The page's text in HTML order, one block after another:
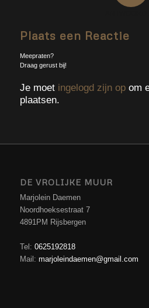
Plaats een Reactie
Meepraten?
Draag gerust bij!
Je moet ingelogd zijn opom
plaatsen.
DE VROLIJKE MUUR
Marjolein Daemen
Noordhoeksestraat 7
4891PM Rijsbergen
Tel: 0625192818
Mail: marjoleindaemen@gmail.com